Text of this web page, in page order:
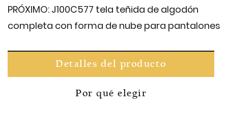
PRÓXIMO: J100C577 tela teñida de algodón
completa con forma de nube para pantalones
Detalles del producto
Por qué elegir